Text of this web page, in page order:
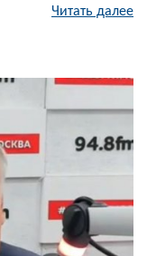
Читать далее